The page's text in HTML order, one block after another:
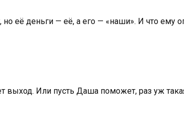
её деньги — её, а его — «наши». И что ему
выход. Или пусть Даша поможет, раз уж